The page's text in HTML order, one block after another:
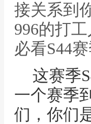
接关系到
996的打
必看S44
这赛季
一个赛季
们，你们